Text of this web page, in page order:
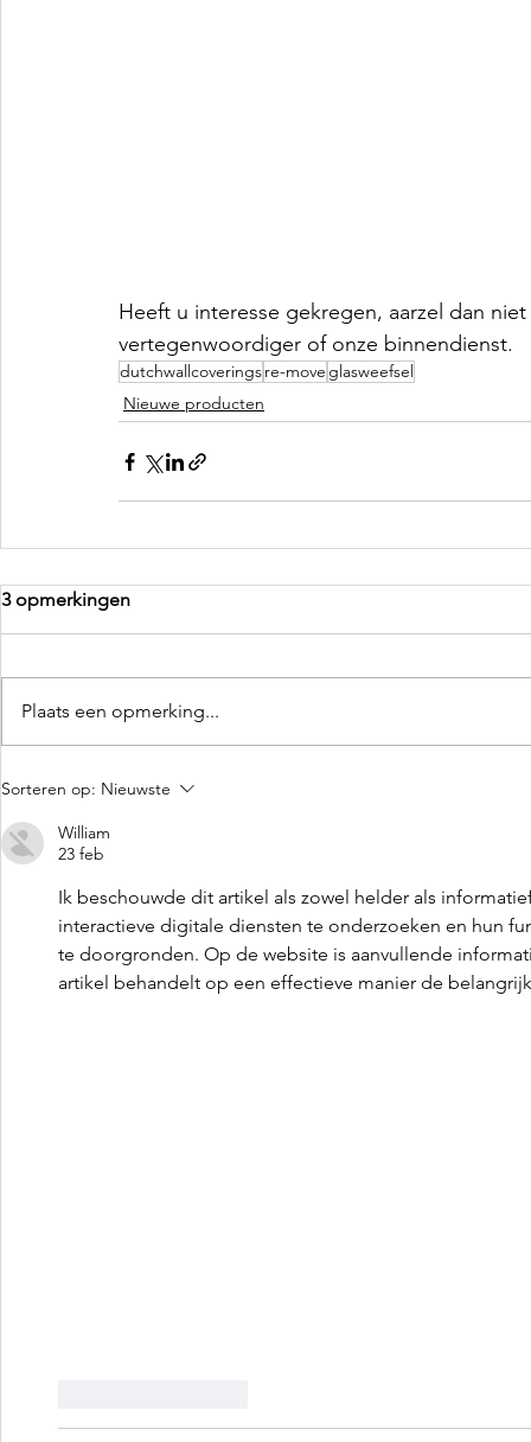
Heeft u interesse gekregen, aarzel dan
vertegenwoordiger of onze binnendienst.
dutchwallcoveringsre-move glasweefsel
Nieuwe producten
3 opmerkingen
Plaats een opmerking...
Sorteren op: Nieuwste
William
23 feb
Ik beschouwde dit artikel als zowel helder als
interactieve digitale diensten te onderzoeken en hun
te doorgronden. Op de website is aanvullende
artikel behandelt op een effectieve manier de